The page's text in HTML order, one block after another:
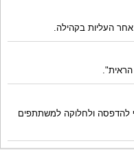
העליות בקהילה.
הראית".
להדפסה ולחלוקה למשתתפים